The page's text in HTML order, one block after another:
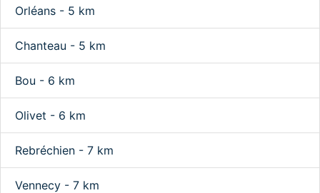
Orléans - 5 km
Chanteau - 5 km
Bou - 6 km
Olivet - 6 km
Rebréchien - 7 km
Vennecy - 7 km